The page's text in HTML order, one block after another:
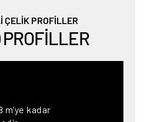
ÇELİK PROFİLLER
PROFILLER
m’ye kadar